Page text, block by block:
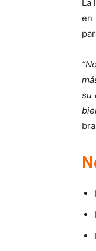
La
en
su